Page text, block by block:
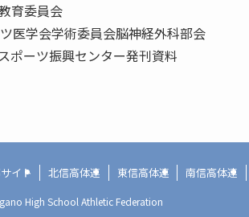
育委員会
医学会学術委員会脳神経外科部会
ポーツ振興センター発刊資料
イト 北信高体連 東信高体連 南信高体連
High School Athletic Federation